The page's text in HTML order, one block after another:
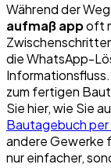
Während der
aufmaß appoft
die WhatsApp-
zum fertigen
Sie hier, wie Sie
Bautagebuch
andere Gewerke
nur einfacher,